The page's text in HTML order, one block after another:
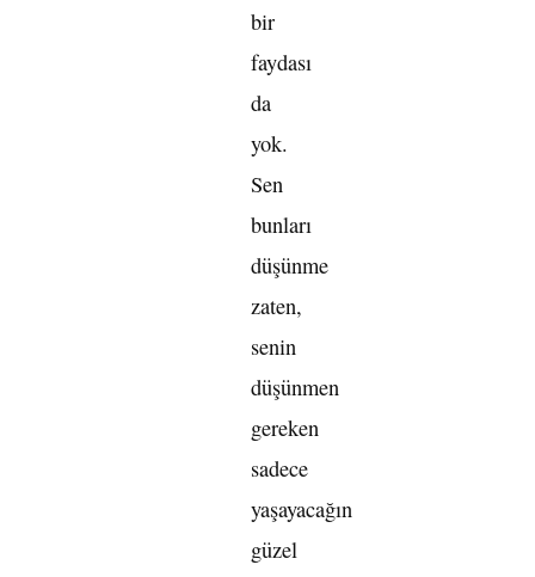
bir
faydası
da
yok.
Sen
bunları
düşünme
zaten,
senin
düşünmen
gereken
sadece
yaşayacağın
güzel